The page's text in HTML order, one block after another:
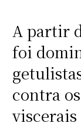
A partir
foi
contra
viscerais